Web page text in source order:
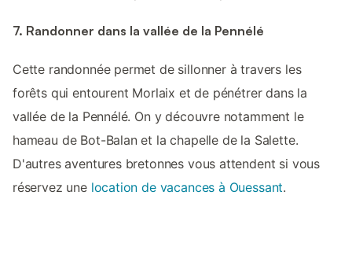
7. Randonner dans la vallée de la Pennélé
Cette randonnée permet de sillonner à travers les
forêts qui entourent Morlaix et de pénétrer dans la
vallée de la Pennélé. On y découvre notamment le
hameau de Bot-Balan et la chapelle de la Salette.
D'autres aventures bretonnes vous attendent si vous
réservez une location de vacances à Ouessant.